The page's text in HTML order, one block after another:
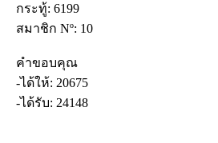
กระทู้: 6199
สมาชิก Nº: 10
คำขอบคุณ
-ได้ให้: 20675
-ได้รับ: 24148